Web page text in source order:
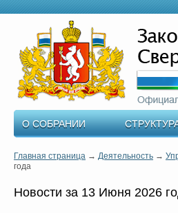
О СОБРАНИИ
Главная страница → Деятельность →
года
Новости за 13 Июня 2026